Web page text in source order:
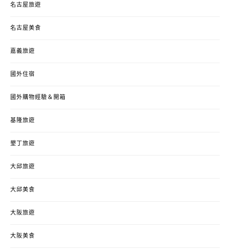
名古屋旅遊
名古屋美食
嘉義旅遊
國外住宿
國外購物經驗＆開箱
基隆旅遊
墾丁旅遊
大邱旅遊
大邱美食
大阪旅遊
大阪美食